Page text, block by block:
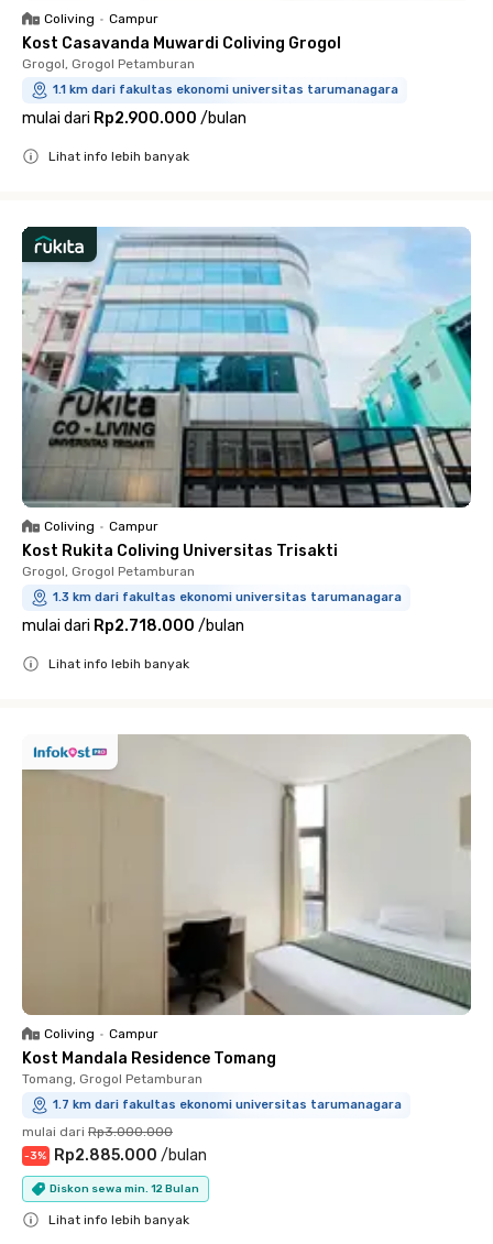
Coliving • Campur
Kost Casavanda Muwardi Coliving Grogol
Grogol, Grogol Petamburan
1.1 km dari fakultas ekonomi universitas tarumanagara
mulai dari Rp2.900.000 /bulan
Lihat info lebih banyak
Coliving • Campur
Kost Rukita Coliving Universitas Trisakti
Grogol, Grogol Petamburan
1.3 km dari fakultas ekonomi universitas tarumanagara
mulai dari Rp2.718.000 /bulan
Lihat info lebih banyak
Coliving • Campur
Kost Mandala Residence Tomang
Tomang, Grogol Petamburan
1.7 km dari fakultas ekonomi universitas tarumanagara
mulai dari Rp3.000.000
-3% Rp2.885.000 /bulan
Diskon sewa min. 12 Bulan
Lihat info lebih banyak